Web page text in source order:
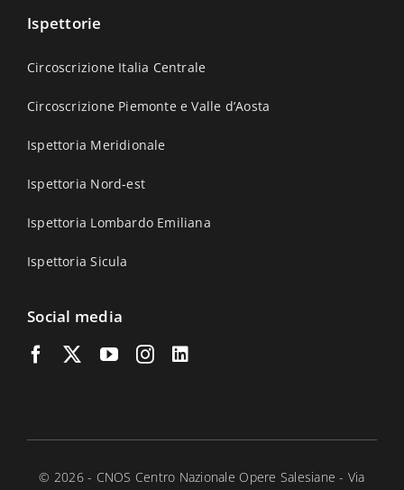
Ispettorie
Circoscrizione Italia Centrale
Circoscrizione Piemonte e Valle d’Aosta
Ispettoria Meridionale
Ispettoria Nord-est
Ispettoria Lombardo Emiliana
Ispettoria Sicula
Social media
© 2026 - CNOS Centro Nazionale Opere Salesiane - Via